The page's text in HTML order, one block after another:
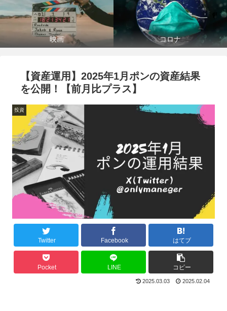
映画 コロナ
【資産運用】2025年1月ポンの資産結果
を公開！【前月比プラス】
投資
Twitter Facebook はてブ
Pocket LINE コピー
2025.03.03 2025.02.04